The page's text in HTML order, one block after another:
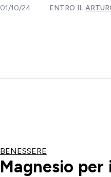
01/10/24 ENTRO IL
BENESSERE
Magnesio per